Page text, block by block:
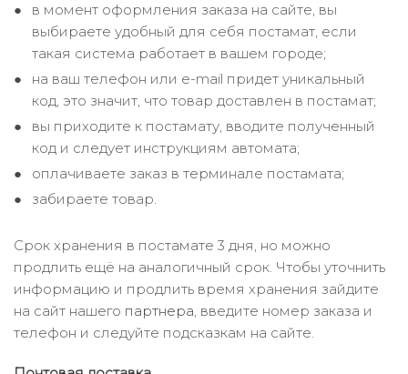
в момент оформления заказа на сайте, вы
выбираете удобный для себя постамат, если
такая система работает в вашем городе;
на ваш телефон или e-mail придет уникальный
код, это значит, что товар доставлен в постамат;
вы приходите к постамату, вводите полученный
код и следует инструкциям автомата;
оплачиваете заказ в терминале постамата;
забираете товар.
Срок хранения в постамате 3 дня, но можно
продлить ещё на аналогичный срок. Чтобы уточнить
информацию и продлить время хранения зайдите
на сайт нашего партнера, введите номер заказа и
телефон и следуйте подсказкам на сайте.